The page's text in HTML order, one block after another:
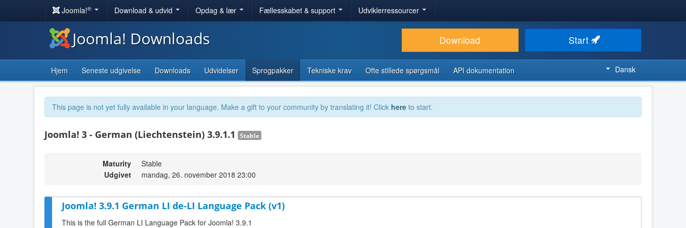
Joomla!® Download & udvid Opdag & lær Fællesskabet & support Udviklerressourcer
Joomla! Downloads Download Start
Hjem Seneste udgivelse Downloads Udvidelser Sprogpakker Tekniske krav Ofte stillede spørgsmål API dokumentation Dansk
This page is not yet fully available in your language. Make a gift to your community by translating it! Click here to start.
Joomla! 3 - German (Liechtenstein) 3.9.1.1 Stable
Maturity
Stable
Udgivet
mandag, 26. november 2018 23:00
Joomla! 3.9.1 German LI de-LI Language Pack (v1)
This is the full German LI Language Pack for Joomla! 3.9.1